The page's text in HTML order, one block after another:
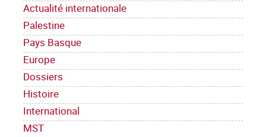
Actualité internationale
Palestine
Pays Basque
Europe
Dossiers
Histoire
International
MST